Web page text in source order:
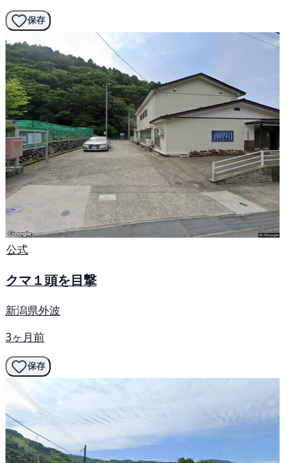
保存
公式
クマ１頭を目撃
新潟県外波
3ヶ月前
保存